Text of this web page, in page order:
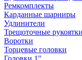
Ремкомплекты
Карданные шарниры
Удлинители
Трещоточные рукоятки
Воротки
Торцевые головки
Головки 1"